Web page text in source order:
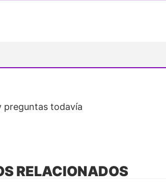
preguntas todavía
RELACIONADOS